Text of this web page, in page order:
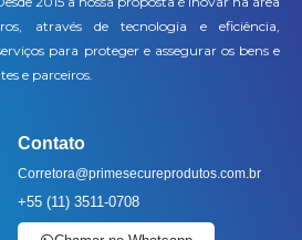
através de tecnologia e eficiência,
para proteger e assegurar os bens e
e parceiros.
Contato
Corretora@primesecureprodutos.com.br
+55 (11) 3511-0708